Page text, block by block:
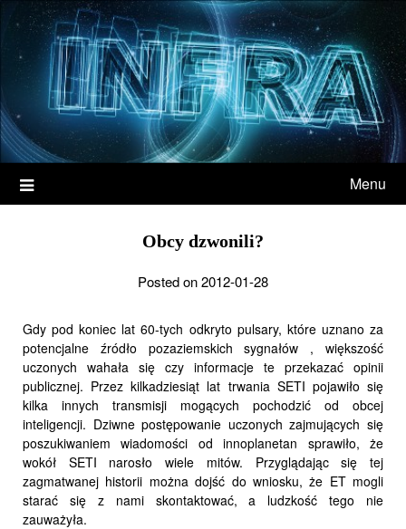
Menu
Obcy dzwonili?
Posted on 2012-01-28
Gdy pod koniec lat 60-tych odkryto pulsary, które uznano za
potencjalne źródło pozaziemskich sygnałów , większość
uczonych wahała się czy informacje te przekazać opinii
publicznej. Przez kilkadziesiąt lat trwania SETI pojawiło się
kilka innych transmisji mogących pochodzić od obcej
inteligencji. Dziwne postępowanie uczonych zajmujących się
poszukiwaniem wiadomości od innoplanetan sprawiło, że
wokół SETI narosło wiele mitów. Przyglądając się tej
zagmatwanej historii można dojść do wniosku, że ET mogli
starać się z nami skontaktować, a ludzkość tego nie
zauważyła.